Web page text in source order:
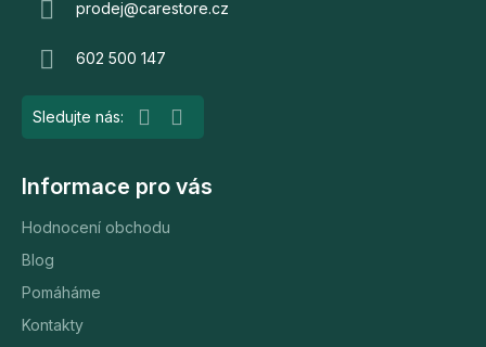
prodej@carestore.cz
602 500 147
Informace pro vás
Hodnocení obchodu
Blog
Pomáháme
Kontakty